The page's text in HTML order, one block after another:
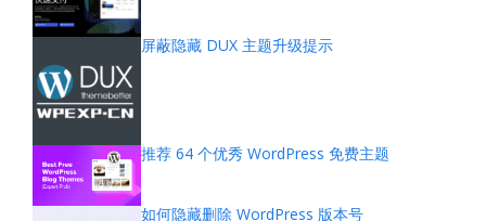
屏蔽隐藏 DUX 主题升级提示
推荐 64 个优秀 WordPress 免费主题
如何隐藏删除 WordPress 版本号